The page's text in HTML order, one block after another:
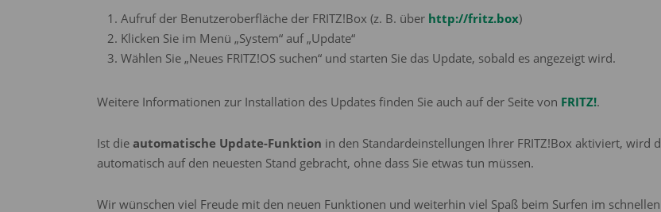
Aufruf der Benutzeroberfläche der FRITZ!Box (z. B. über http://fritz.box)
Klicken Sie im Menü „System“ auf „Update“
Wählen Sie „Neues FRITZ!OS suchen“ und starten Sie das Update, sobald es angezeigt wird.
Weitere Informationen zur Installation des Updates finden Sie auch auf der Seite von FRITZ!.
Ist dieautomatische Update-Funktion in den Standardeinstellungen Ihrer FRITZ!Box aktiviert, wird
automatisch auf den neuesten Stand gebracht, ohne dass Sie etwas tun müssen.
Wir wünschen viel Freude mit den neuen Funktionen und weiterhin viel Spaß beim Surfen im